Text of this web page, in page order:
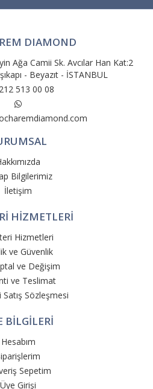
DIAMOND
Ağa Camii Sk. Avcılar Han Kat:2
- Beyazıt - İSTANBUL
513 00 08
Bilgilerimiz
İletişim
HİZMETLERİ
Hizmetleri
ve Güvenlik
ve Değişim
ve Teslimat
Sözleşmesi
BİLGİLERİ
Hesabım
Sepetim
Üye Girişi